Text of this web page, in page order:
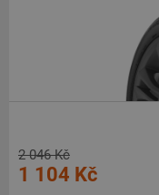
2 046 Kč
1 104 Kč